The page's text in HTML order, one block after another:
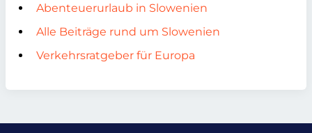
Abenteuerurlaub in Slowenien
Alle Beiträge rund um Slowenien
Verkehrsratgeber für Europa